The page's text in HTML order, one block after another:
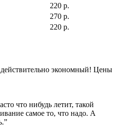
220 р.
270 р.
220 р.
экономный! Цены
что нибудь летит, такой
самое то, что надо. А